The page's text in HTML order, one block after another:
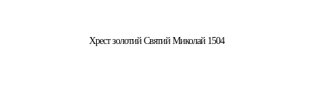
Хрест золотий Святий Миколай 1504